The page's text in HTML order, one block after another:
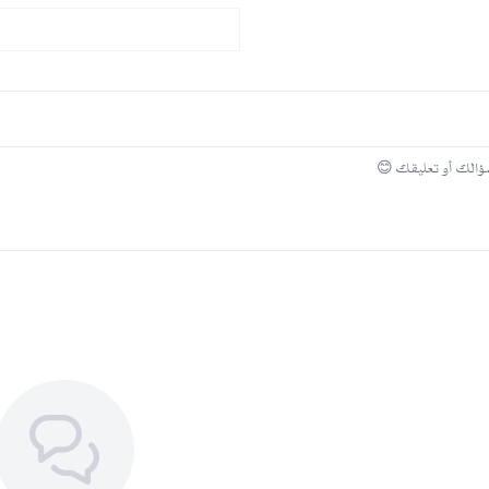
نظفي العباية بالتنظيف الجاف فقط